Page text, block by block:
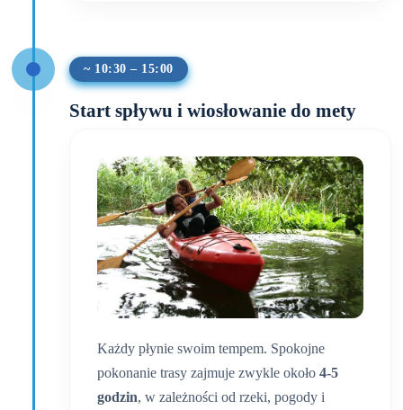
~ 10:30 – 15:00
Start spływu i wiosłowanie do mety
Każdy płynie swoim tempem. Spokojne
pokonanie trasy zajmuje zwykle około4-5
godzin, w zależności od rzeki, pogody i